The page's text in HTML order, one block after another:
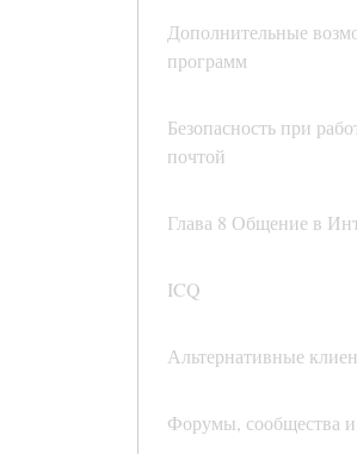
Дополнительные
программ
Безопасность при
почтой
Глава 8 Общение в
ICQ
Альтернативные
Форумы, сообщества